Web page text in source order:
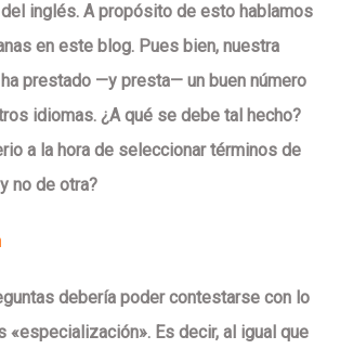
inglés. A propósito de esto hablamos
en este blog. Pues bien, nuestra
ha prestado —y presta— un buen número
idiomas. ¿A qué se debe tal hecho?
a la hora de seleccionar términos de
no de otra?
debería poder contestarse con lo
«especialización». Es decir, al igual que